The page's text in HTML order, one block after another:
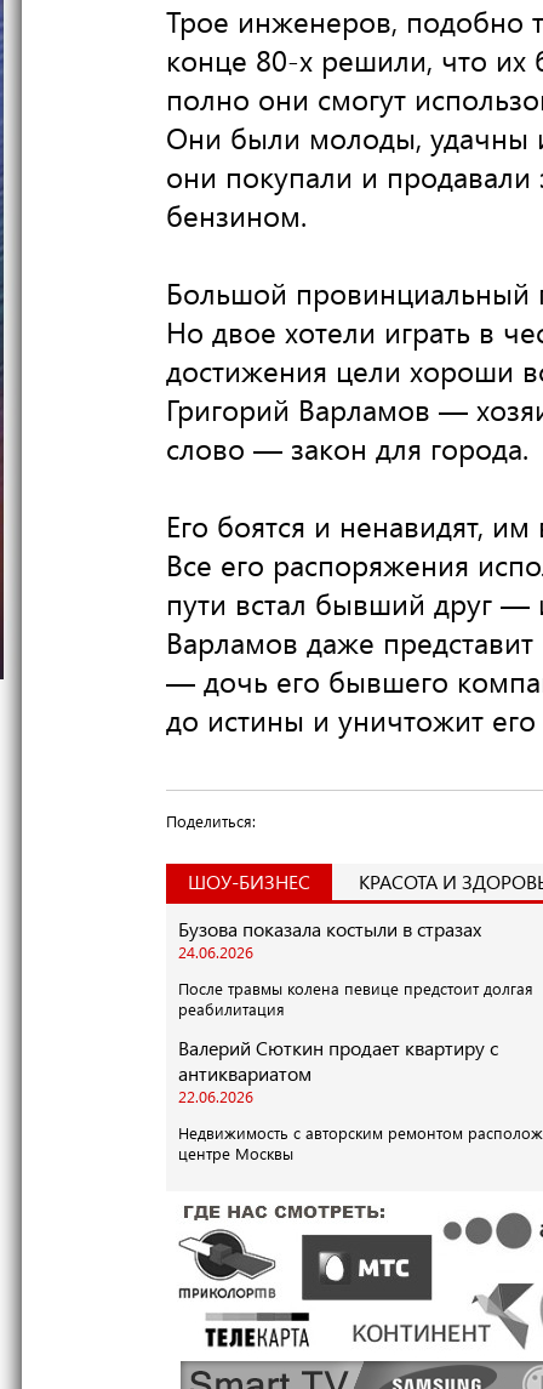
Трое инженеров, подобно
конце 80-х решили, что их
полно они смогут
Они были молоды, удачны
они покупали и продавали
бензином.
Большой провинциальный
Но двое хотели играть в
достижения цели хороши
Григорий Варламов —
слово — закон для города.
Его боятся и ненавидят,
Все его распоряжения
пути встал бывший друг —
Варламов даже
— дочь его бывшего
до истины и уничтожит
Поделиться:
ШОУ-БИЗНЕС
КРАСОТА И
Бузова показала костыли в стразах
24.06.2026
После травмы колена певице предстоит долгая
реабилитация
Валерий Сюткин продает квартиру с
антиквариатом
22.06.2026
Недвижимость с авторским ремонтом
центре Москвы